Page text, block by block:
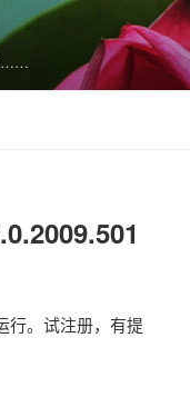
……
行。试注册，有提